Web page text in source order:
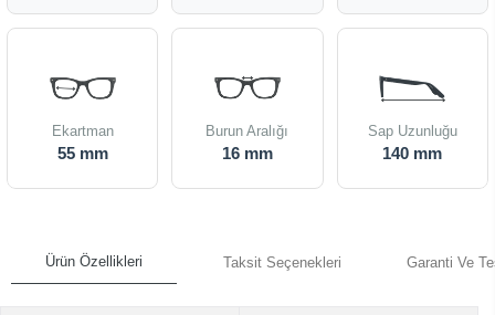
Ekartman
55 mm
Burun Aralığı
16 mm
Sap Uzunluğu
140 mm
Ürün Özellikleri Taksit Seçenekleri Garanti Ve